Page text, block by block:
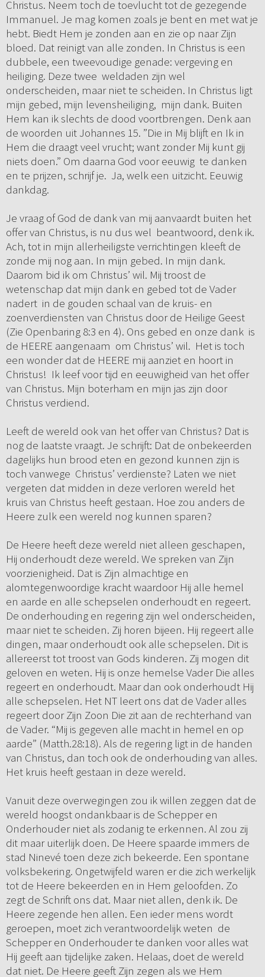
Christus. Neem toch de toevlucht tot de gezegende
Immanuel. Je mag komen zoals je bent en met wat je
hebt. Biedt Hem je zonden aan en zie op naar Zijn
bloed. Dat reinigt van alle zonden. In Christus is een
dubbele, een tweevoudige genade: vergeving en
heiliging. Deze twee weldaden zijn wel
onderscheiden, maar niet te scheiden. In Christus ligt
mijn gebed, mijn levensheiliging, mijn dank. Buiten
Hem kan ik slechts de dood voortbrengen. Denk aan
de woorden uit Johannes 15. ”Die in Mij blijft en Ik in
Hem die draagt veel vrucht; want zonder Mij kunt gij
niets doen.” Om daarna God voor eeuwig te danken
en te prijzen, schrijf je. Ja, welk een uitzicht. Eeuwig
dankdag.
Je vraag of God de dank van mij aanvaardt buiten het
offer van Christus, is nu dus wel beantwoord, denk ik.
Ach, tot in mijn allerheiligste verrichtingen kleeft de
zonde mij nog aan. In mijn gebed. In mijn dank.
Daarom bid ik om Christus’ wil. Mij troost de
wetenschap dat mijn dank en gebed tot de Vader
nadert in de gouden schaal van de kruis- en
zoenverdiensten van Christus door de Heilige Geest
(Zie Openbaring 8:3 en 4). Ons gebed en onze dank is
de HEERE aangenaam om Christus’ wil. Het is toch
een wonder dat de HEERE mij aanziet en hoort in
Christus! Ik leef voor tijd en eeuwigheid van het offer
van Christus. Mijn boterham en mijn jas zijn door
Christus verdiend.
Leeft de wereld ook van het offer van Christus? Dat is
nog de laatste vraagt. Je schrijft: Dat de onbekeerden
dagelijks hun brood eten en gezond kunnen zijn is
toch vanwege Christus’ verdienste? Laten we niet
vergeten dat midden in deze verloren wereld het
kruis van Christus heeft gestaan. Hoe zou anders de
Heere zulk een wereld nog kunnen sparen?
De Heere heeft deze wereld niet alleen geschapen,
Hij onderhoudt deze wereld. We spreken van Zijn
voorzienigheid. Dat is Zijn almachtige en
alomtegenwoordige kracht waardoor Hij alle hemel
en aarde en alle schepselen onderhoudt en regeert.
De onderhouding en regering zijn wel onderscheiden,
maar niet te scheiden. Zij horen bijeen. Hij regeert alle
dingen, maar onderhoudt ook alle schepselen. Dit is
allereerst tot troost van Gods kinderen. Zij mogen dit
geloven en weten. Hij is onze hemelse Vader Die alles
regeert en onderhoudt. Maar dan ook onderhoudt Hij
alle schepselen. Het NT leert ons dat de Vader alles
regeert door Zijn Zoon Die zit aan de rechterhand van
de Vader. “Mij is gegeven alle macht in hemel en op
aarde” (Matth.28:18). Als de regering ligt in de handen
van Christus, dan toch ook de onderhouding van alles.
Het kruis heeft gestaan in deze wereld.
Vanuit deze overwegingen zou ik willen zeggen dat de
wereld hoogst ondankbaar is de Schepper en
Onderhouder niet als zodanig te erkennen. Al zou zij
dit maar uiterlijk doen. De Heere spaarde immers de
stad Ninevé toen deze zich bekeerde. Een spontane
volksbekering. Ongetwijfeld waren er die zich werkelijk
tot de Heere bekeerden en in Hem geloofden. Zo
zegt de Schrift ons dat. Maar niet allen, denk ik. De
Heere zegende hen allen. Een ieder mens wordt
geroepen, moet zich verantwoordelijk weten de
Schepper en Onderhouder te danken voor alles wat
Hij geeft aan tijdelijke zaken. Helaas, doet de wereld
dat niet. De Heere geeft Zijn zegen als we Hem